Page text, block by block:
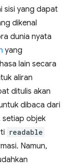
sisi yang dapat
dikenal
dunia nyata
yang
lain secara
aliran
ditulis akan
dibaca dari
setiap objek
readable
Namun,